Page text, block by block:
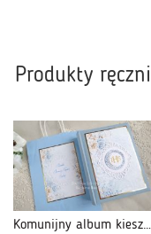
Produkty
Komunijny album kieszeniowy 520